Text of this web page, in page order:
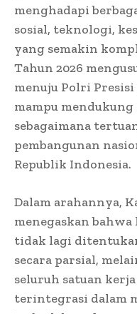
menghadapi
sosial, teknologi,
yang semakin
Tahun 2026
menuju Polri
mampu
sebagaimana
pembangunan
Republik Indonesia.
Dalam arahannya,
menegaskan
tidak lagi
secara parsial,
seluruh satuan
terintegrasi dalam